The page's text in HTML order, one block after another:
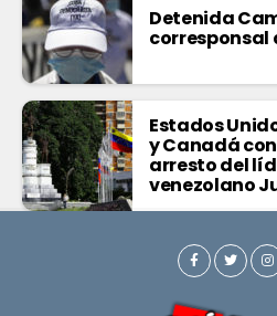
Detenida
corresponsal
Estados
y Canadá
arresto del
venezolano